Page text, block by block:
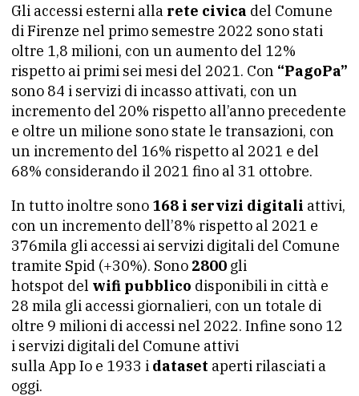
Gli accessi esterni alla rete civica del Comune
di Firenze nel primo semestre 2022 sono stati
oltre 1,8 milioni, con un aumento del 12%
rispetto ai primi sei mesi del 2021. Con “PagoPa”
sono 84 i servizi di incasso attivati, con un
incremento del 20% rispetto all’anno precedente
e oltre un milione sono state le transazioni, con
un incremento del 16% rispetto al 2021 e del
68% considerando il 2021 fino al 31 ottobre.
In tutto inoltre sono 168 i servizi digitali attivi,
con un incremento dell’8% rispetto al 2021 e
376mila gli accessi ai servizi digitali del Comune
tramite Spid (+30%). Sono 2800 gli
hotspot del wifi pubblico disponibili in città e
28 mila gli accessi giornalieri, con un totale di
oltre 9 milioni di accessi nel 2022. Infine sono 12
i servizi digitali del Comune attivi
sulla App Io e 1933 i dataset aperti rilasciati a
oggi.